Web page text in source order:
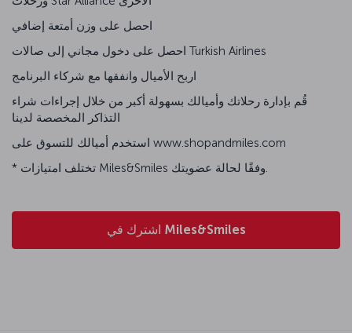
احصل على دخول مجاني إلى صالات Turkish Airlines
قُم بإدارة رحلاتك وأميالك بسهولة أكبر من خلال إجراءات شراء
استخدم أميالك للتسوق على www.shopandmiles.com
* تختلف امتيازات Miles&Smiles وفقًا لحالة عضويتك.
اشترك في Miles&Smiles